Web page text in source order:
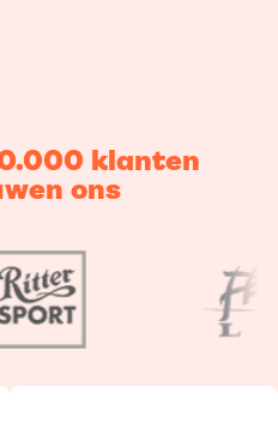
klanten
ons